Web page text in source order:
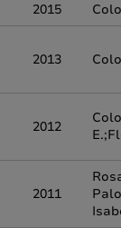
2015
2013
2012
2011